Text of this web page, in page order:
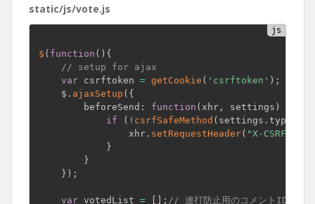
static/js/vote.js
$ ( function ( ) {
// setup for ajax
var csrftoken = getCookie ( 'csrftoken' ) ;
    $
. ajaxSetup ( {
        beforeSend
: function ( xhr , settings )
if
( ! csrfSafeMethod ( settings . type
                xhr
. setRequestHeader( "X-
}
}
} ) ;
var votedList = ; // 連打防止用のコメントID格納